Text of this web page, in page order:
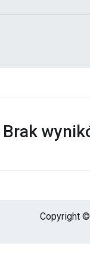
Brak
Copyright